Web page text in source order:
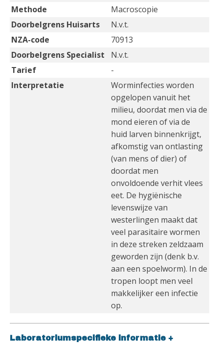
Methode
Macroscopie
Doorbelgrens Huisarts
N.v.t.
NZA-code
70913
Doorbelgrens Specialist
N.v.t.
Tarief
-
Interpretatie
Worminfecties worden
opgelopen vanuit het
milieu, doordat men via de
mond eieren of via de
huid larven binnenkrijgt,
afkomstig van ontlasting
(van mens of dier) of
doordat men
onvoldoende verhit vlees
eet. De hygiënische
levenswijze van
westerlingen maakt dat
veel parasitaire wormen
in deze streken zeldzaam
geworden zijn (denk b.v.
aan een spoelworm). In de
tropen loopt men veel
makkelijker een infectie
op.
Laboratoriumspecifieke informatie +